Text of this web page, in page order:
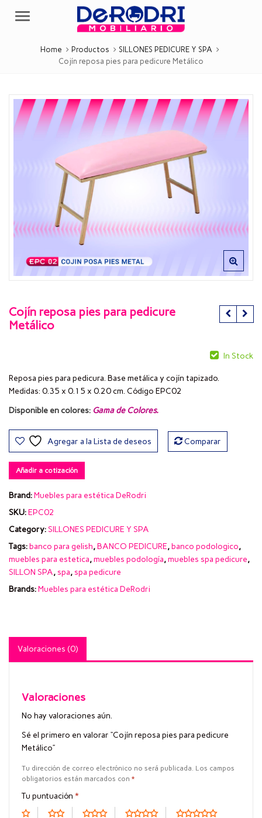
Menu
Home Productos
SILLONES PEDICURE Y SPA
Cojín reposa pies para pedicure Metálico
Cojín reposa pies para pedicure
Metálico
In Stock
Reposa pies para pedicura. Base metálica y cojín tapizado.
Medidas: 0.35 x 0.15 x 0.20 cm. Código EPC02
Disponible en colores: Gama de Colores.
Agregar a la Lista de deseos Comparar
Añadir a cotización
Brand:Muebles para estética DeRodri
SKU:EPC02
Category:SILLONES PEDICURE Y SPA
Tags:banco para gelish,BANCO PEDICURE,banco podologico,
muebles para estetica,muebles podología,muebles spa pedicure,
SILLON SPA,spa,spa pedicure
Brands:Muebles para estética DeRodri
Valoraciones (0)
Valoraciones
No hay valoraciones aún.
Sé el primero en valorar “Cojín reposa pies para pedicure
Metálico”
Tu dirección de correo electrónico no será publicada. Los campos
obligatorios están marcados con *
Tu puntuación *